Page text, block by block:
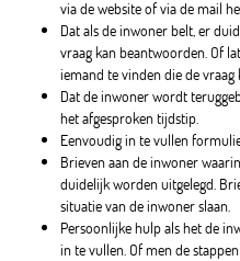
via de website of via de mail
Dat als de inwoner belt, er
vraag kan beantwoorden. Of
iemand te vinden die de vraag
Dat de inwoner wordt
het afgesproken tijdstip.
Eenvoudig in te vullen
Brieven aan de inwoner
duidelijk worden uitgelegd.
situatie van de inwoner slaan.
Persoonlijke hulp als het de
in te vullen. Of men de